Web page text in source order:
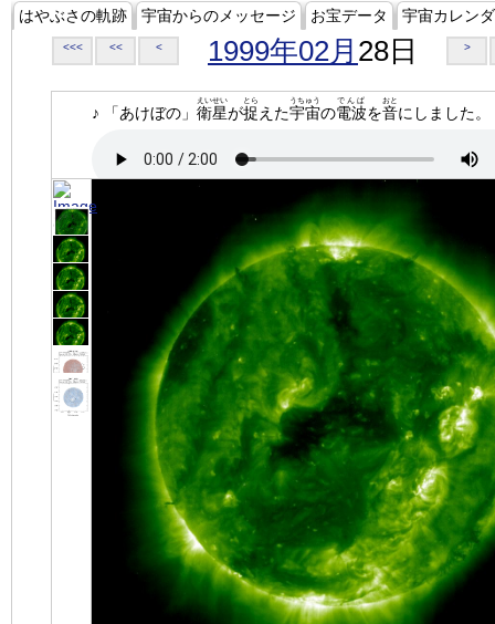
はやぶさの軌跡 宇宙からのメッセージ お宝データ 宇宙カレン
<<< << < 1999年02月 28日 >
♪ 「あけぼの」 衛星
えいせい
が捉
とら
えた宇宙
うちゅう
の電波
でんぱ
を音
おと
にしました。